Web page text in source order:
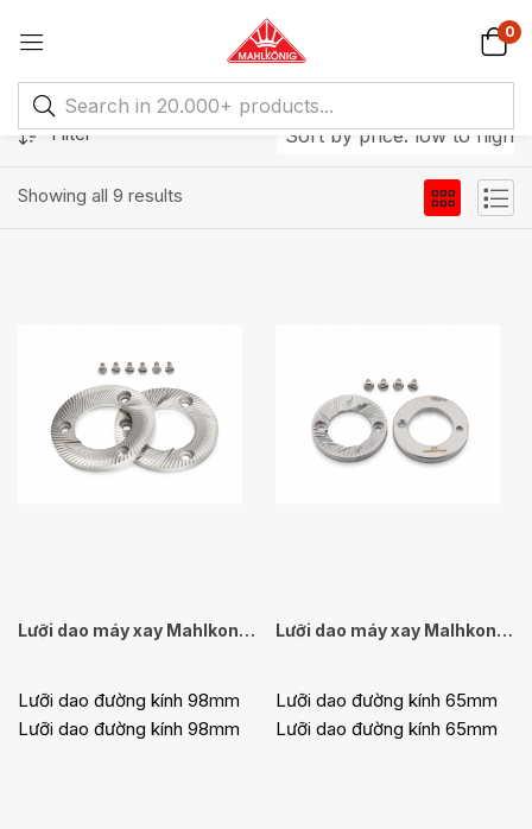
0
Showing all 9 results
Filter Sort by price: low to high
Lưỡi dao máy xay Mahlkonig EK43
Lưỡi dao đường kính 98mm
Lưỡi dao đường kính 98mm
Lưỡi dao máy xay Malhkonig E65S
Lưỡi dao đường kính 65mm
Lưỡi dao đường kính 65mm